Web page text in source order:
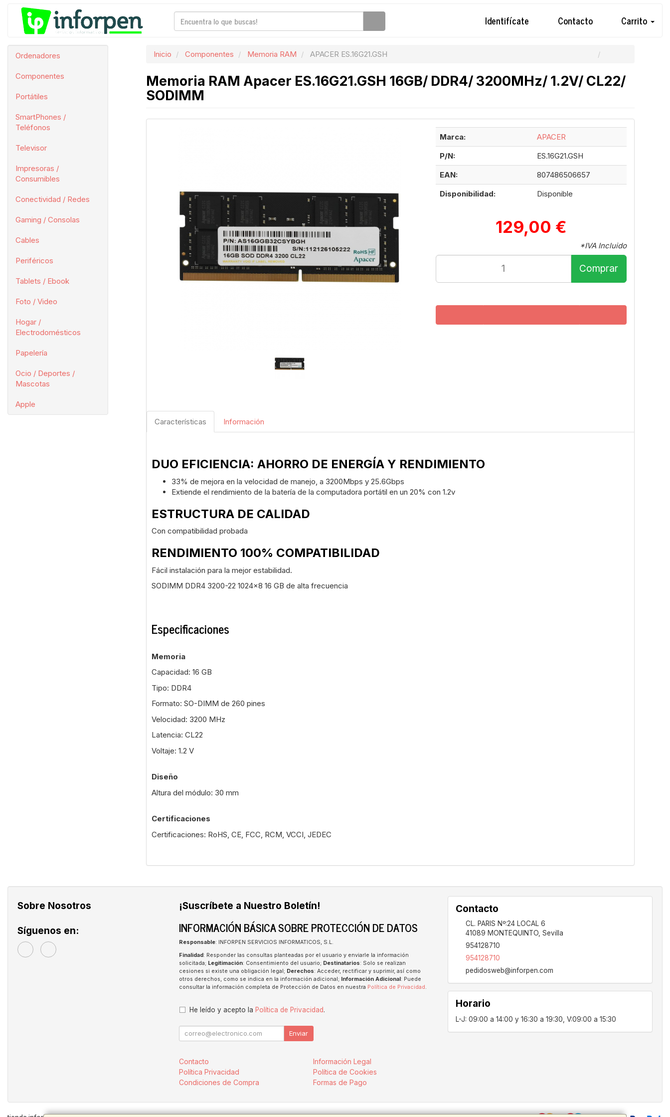
Identifícate Contacto Carrito
Ordenadores
Componentes
Portátiles
SmartPhones /
Teléfonos
Televisor
Impresoras /
Consumibles
Conectividad / Redes
Gaming / Consolas
Cables
Periféricos
Tablets / Ebook
Foto / Video
Hogar /
Electrodomésticos
Papelería
Ocio / Deportes /
Mascotas
Apple
Inicio Componentes Memoria RAM APACER ES.16G21.GSH
Memoria RAM Apacer ES.16G21.GSH 16GB/ DDR4/ 3200MHz/ 1.2V/ CL22/
SODIMM
Marca:
APACER
P/N:
ES.16G21.GSH
EAN:
807486506657
Disponibilidad:
Disponible
129,00 €
*IVA Incluido
Comprar
Características Información
DUO EFICIENCIA: AHORRO DE ENERGÍA Y RENDIMIENTO
33% de mejora en la velocidad de manejo, a 3200Mbps y 25.6Gbps
Extiende el rendimiento de la batería de la computadora portátil en un 20% con 1.2v
ESTRUCTURA DE CALIDAD
Con compatibilidad probada
RENDIMIENTO 100% COMPATIBILIDAD
Fácil instalación para la mejor estabilidad.
SODIMM DDR4 3200-22 1024x8 16 GB de alta frecuencia
Especificaciones
Memoria
Capacidad: 16 GB
Tipo: DDR4
Formato: SO-DIMM de 260 pines
Velocidad: 3200 MHz
Latencia: CL22
Voltaje: 1.2 V
Diseño
Altura del módulo: 30 mm
Certificaciones
Certificaciones: RoHS, CE, FCC, RCM, VCCI, JEDEC
Sobre Nosotros
Síguenos en:
¡Suscríbete a Nuestro Boletín!
INFORMACIÓN BÁSICA SOBRE PROTECCIÓN DE DATOS
Responsable: INFORPEN SERVICIOS INFORMATICOS, S.L.
Finalidad : Responder las consultas planteadas por el usuario y enviarle la información
solicitada; Legitimación: Consentimiento del usuario; Destinatarios: Solo se realizan
cesiones si existe una obligación legal; Derechos: Acceder, rectificar y suprimir, así como
otros derechos, como se indica en la información adicional;
Información Adicional : Puede
consultar la información completa de Protección de Datos en nuestra Política de Privacidad .
He leído y acepto la Política de Privacidad.
Enviar
Contacto
Información Legal
Política Privacidad
Política de Cookies
Condiciones de Compra
Formas de Pago
Contacto
CL. PARIS Nº:24 LOCAL 6
41089 MONTEQUINTO, Sevilla
954128710
954128710
pedidosweb@inforpen.com
Horario
L-J: 09:00 a 14:00 y 16:30 a 19:30, V:09:00 a 15:30